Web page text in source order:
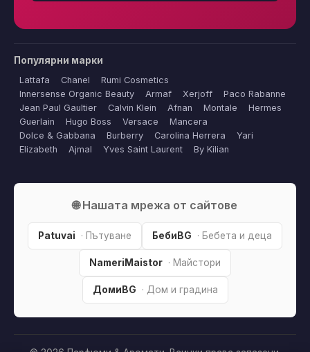
Популярни марки
Lattafa Chanel
Rumi Cosmetics
Innersense Organic Beauty
Armaf Xerjoff
Paco Rabanne
Jean Paul Gaultier
Calvin Klein Afnan Montale
Hermes
Guerlain
Hugo Boss Versace
Mancera
Dolce & Gabbana
Burberry Carolina Herrera
Yari
Elizabeth
Ajmal Yves Saint Laurent By Kilian
🌐 Нашата мрежа от сайтове
Patuvai · Пътуване БебиBG · Бебета и деца
NameriMaistor · Майстори
ДомиBG · Дом и градина